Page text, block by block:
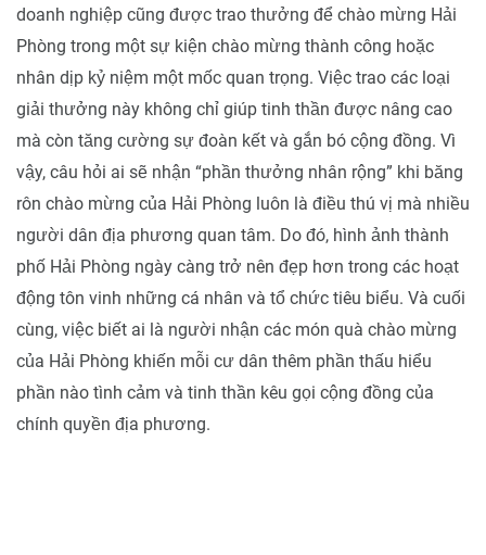
doanh nghiệp cũng được trao thưởng để chào mừng Hải
Phòng trong một sự kiện chào mừng thành công hoặc
nhân dịp kỷ niệm một mốc quan trọng. Việc trao các loại
giải thưởng này không chỉ giúp tinh thần được nâng cao
mà còn tăng cường sự đoàn kết và gắn bó cộng đồng. Vì
vậy, câu hỏi ai sẽ nhận “phần thưởng nhân rộng” khi băng
rôn chào mừng của Hải Phòng luôn là điều thú vị mà nhiều
người dân địa phương quan tâm. Do đó, hình ảnh thành
phố Hải Phòng ngày càng trở nên đẹp hơn trong các hoạt
động tôn vinh những cá nhân và tổ chức tiêu biểu. Và cuối
cùng, việc biết ai là người nhận các món quà chào mừng
của Hải Phòng khiến mỗi cư dân thêm phần thấu hiểu
phần nào tình cảm và tinh thần kêu gọi cộng đồng của
chính quyền địa phương.